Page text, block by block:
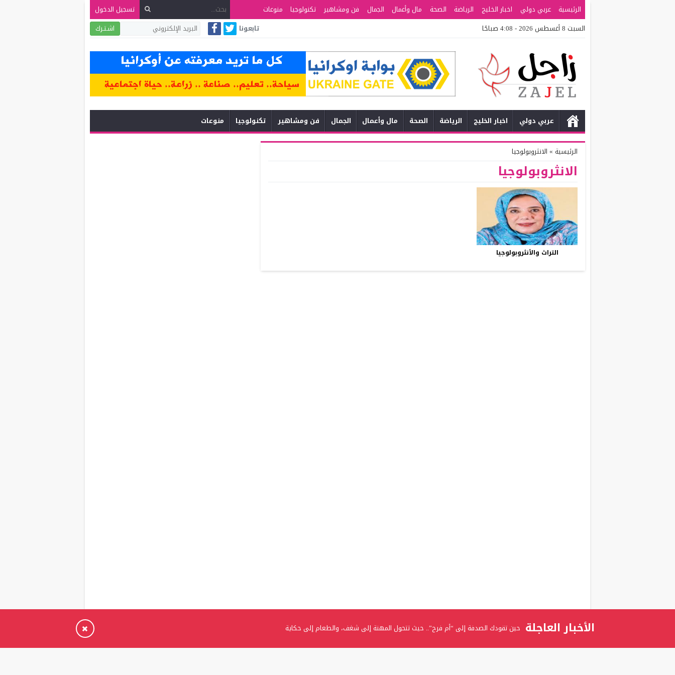
الرئيسية عربي دولي اخبار الخليج الرياضة الصحة مال وأعمال الجمال فن ومشاهير تكنولوجيا منوعات
تسجيل الدخول
السبت 8 أغسطس 2026 - 4:08 صباحًا
اشـتـرك تابعونا
عربي دولي اخبار الخليج الرياضة الصحة مال وأعمال الجمال فن ومشاهير تكنولوجيا منوعات
الرئيسية » الانثروبولوجيا
الانثروبولوجيا
التراث والأنثروبولوجيا
الأخبار العاجلة حين تقودك الصدفة إلى “أم فرح”.. حيث تتحول المهنة إلى شغف، والطعام إلى حكاية
برعاية الدكتور عدنان بدران.. الغفران الثانوية تحتفل بتخريج الفوج الثامن من طلبة التوجيهي